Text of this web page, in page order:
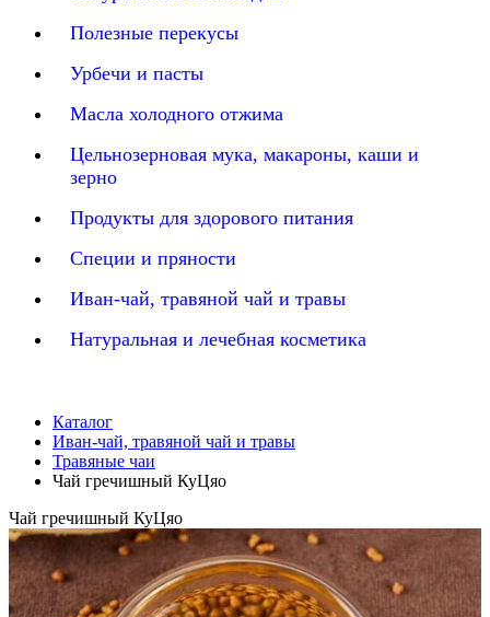
Полезные перекусы
Урбечи и пасты
Масла холодного отжима
Цельнозерновая мука, макароны, каши и
зерно
Продукты для здорового питания
Специи и пряности
Иван-чай, травяной чай и травы
Натуральная и лечебная косметика
Каталог
Иван-чай, травяной чай и травы
Травяные чаи
Чай гречишный КуЦяо
Чай гречишный КуЦяо